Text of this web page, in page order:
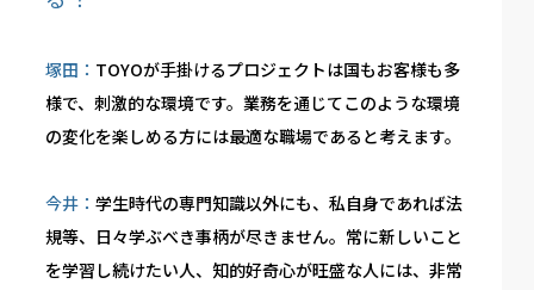
塚田： TOYOが手掛けるプロジェクトは国もお客様も多
様で、刺激的な環境です。業務を通じてこのような環境
の変化を楽しめる方には最適な職場であると考えます。
今井：学生時代の専門知識以外にも、私自身であれば法
規等、日々学ぶべき事柄が尽きません。常に新しいこと
を学習し続けたい人、知的好奇心が旺盛な人には、非常